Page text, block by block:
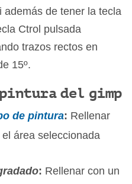
además de tener la tecla
Ctrol pulsada
trazos rectos en
15º.
del gimp
de pintura: Rellenar
área seleccionada
: Rellenar con un